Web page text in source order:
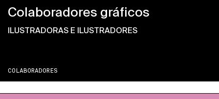
Colaboradores gráficos
ILUSTRADORAS E ILUSTRADORES
COLABORADORES